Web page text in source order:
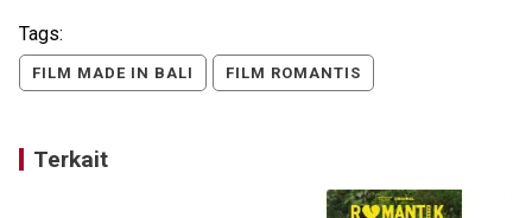
Tags:
FILM MADE IN BALI FILM ROMANTIS
Terkait